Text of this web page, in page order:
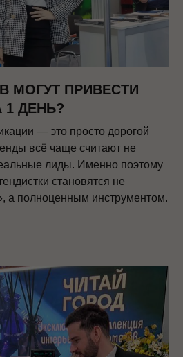
МОГУТ ПРИВЕСТИ
1 ДЕНЬ?
— это просто дорогой
всё чаще считают не
лиды. Именно поэтому
становятся не
а полноценным инструментом.